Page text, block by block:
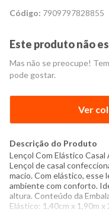
Código: 7909797828855
Este produto não
Mas não se preocupe!
pode gostar.
Ver
Descrição do Produto
Lençol Com Elástico
Lençol de casal
macio. Com elástico, esse
ambiente com conforto.
altura. Conteúdo da
Elástico: 1,40cm x 1,90m